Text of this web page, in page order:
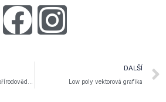
Národní muzeum Praha – přírodovědná exkurze kvarty
DALŠÍ
Low poly vektorová grafika